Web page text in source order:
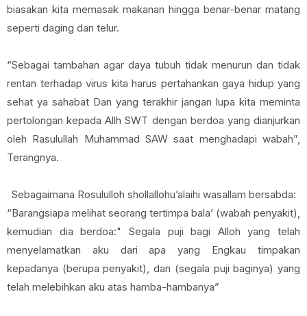
biasakan kita memasak makanan hingga benar-benar matang
seperti daging dan telur.
“Sebagai tambahan agar daya tubuh tidak menurun dan tidak
rentan terhadap virus kita harus pertahankan gaya hidup yang
sehat ya sahabat Dan yang terakhir jangan lupa kita meminta
pertolongan kepada Allh SWT dengan berdoa yang dianjurkan
oleh Rasulullah Muhammad SAW saat menghadapi wabah”,
Terangnya.
Sebagaimana Rosululloh shollallohu’alaihi wasallam bersabda:
“Barangsiapa melihat seorang tertimpa bala’ (wabah penyakit),
kemudian dia berdoa:" Segala puji bagi Alloh yang telah
menyelamatkan aku dari apa yang Engkau timpakan
kepadanya (berupa penyakit), dan (segala puji baginya) yang
telah melebihkan aku atas hamba-hambanya”